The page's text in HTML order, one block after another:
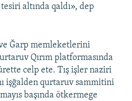
altında qaldı», dep
Ğarp memleketlerini
Qırım platformasında
celp ete. Tış işler naziri
işğalden qurtaruv sammitini
başında ötkermege